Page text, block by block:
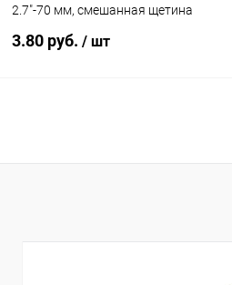
2.7"-70 мм, смешанная щетина
3.80 руб. / шт
Купить в 1 клик К